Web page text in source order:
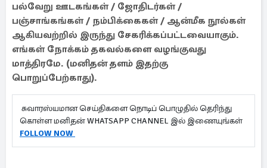
பல்வேறு ஊடகங்கள் / ஜோதிடர்கள் /
பஞ்சாங்கங்கள் / நம்பிக்கைகள் / ஆன்மீக நூல்கள்
ஆகியவற்றில் இருந்து சேகரிக்கப்பட்டவையாகும்.
எங்கள் நோக்கம் தகவல்களை வழங்குவது
மாத்திரமே. (மனிதன் தளம் இதற்கு
பொறுப்பேற்காது).
சுவாரஸ்யமான செய்திகளை நொடிப் பொழுதில் தெரிந்து
கொள்ள மனிதன் WHATSAPP CHANNEL இல் இணையுங்கள்
FOLLOW NOW